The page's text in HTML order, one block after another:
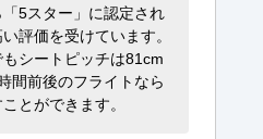
5スター」に認定され
評価を受けています。
シートピッチは81cm
間前後のフライトなら
とができます。